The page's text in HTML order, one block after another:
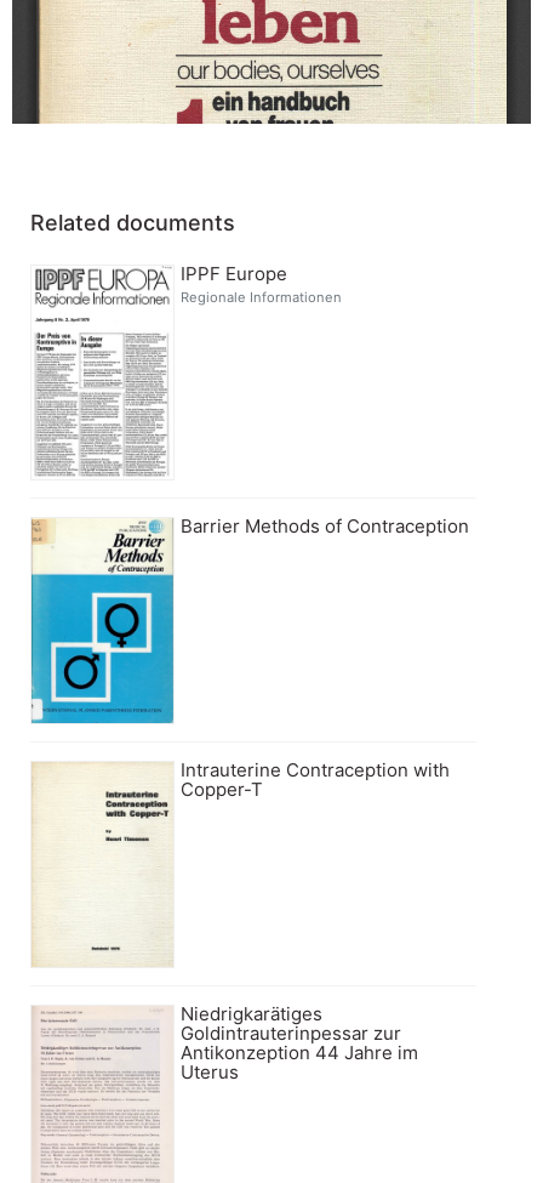
Related documents
IPPF Europe
Regionale Informationen
Barrier Methods of Contraception
Intrauterine Contraception with
Copper-T
Niedrigkarätiges
Goldintrauterinpessar zur
Antikonzeption 44 Jahre im
Uterus